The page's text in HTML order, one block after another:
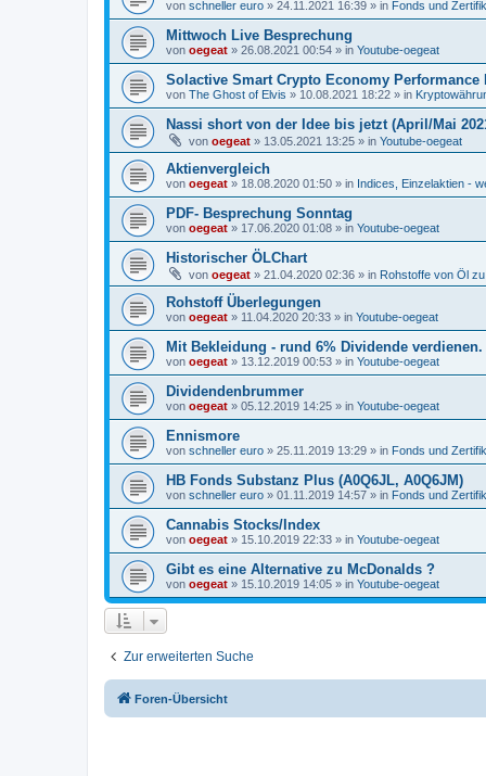
von schneller euro » 24.11.2021 16:39 » in Fonds und
Mittwoch Live Besprechung
von oegeat » 26.08.2021 00:54 » in Youtube-oegeat
Solactive Smart Crypto Economy Performance
von The Ghost of Elvis » 10.08.2021 18:22 » in
Nassi short von der Idee bis jetzt (April/Mai
von oegeat » 13.05.2021 13:25 » in Youtube-oegeat
Aktienvergleich
von oegeat » 18.08.2020 01:50 » in Indices, Einzelaktien -
PDF- Besprechung Sonntag
von oegeat » 17.06.2020 01:08 » in Youtube-oegeat
Historischer ÖLChart
von oegeat » 21.04.2020 02:36 » in Rohstoffe von Öl
Rohstoff Überlegungen
von oegeat » 11.04.2020 20:33 » in Youtube-oegeat
Mit Bekleidung - rund 6% Dividende verdienen.
von oegeat » 13.12.2019 00:53 » in Youtube-oegeat
Dividendenbrummer
von oegeat » 05.12.2019 14:25 » in Youtube-oegeat
Ennismore
von schneller euro » 25.11.2019 13:29 » in Fonds und
HB Fonds Substanz Plus (A0Q6JL, A0Q6JM)
von schneller euro » 01.11.2019 14:57 » in Fonds und
Cannabis Stocks/Index
von oegeat » 15.10.2019 22:33 » in Youtube-oegeat
Gibt es eine Alternative zu McDonalds ?
von oegeat » 15.10.2019 14:05 » in Youtube-oegeat
Zur erweiterten Suche
Foren-Übersicht